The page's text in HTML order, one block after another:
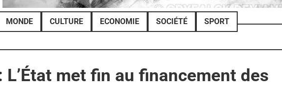
MONDE CULTURE ECONOMIE SOCIÉTÉ SPORT
L’État met fin au financement des